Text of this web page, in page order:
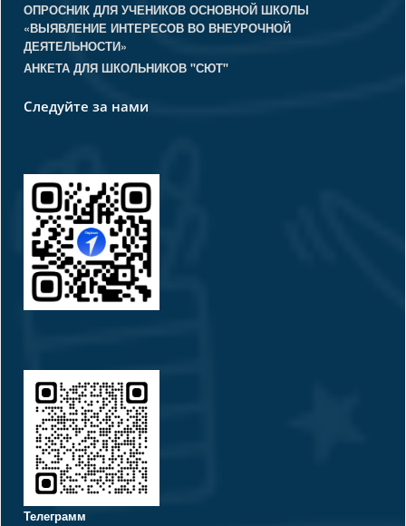
ОПРОСНИК ДЛЯ УЧЕНИКОВ ОСНОВНОЙ ШКОЛЫ
«ВЫЯВЛЕНИЕ ИНТЕРЕСОВ ВО ВНЕУРОЧНОЙ
ДЕЯТЕЛЬНОСТИ»
АНКЕТА ДЛЯ ШКОЛЬНИКОВ "СЮТ"
Следуйте за нами
Телеграмм